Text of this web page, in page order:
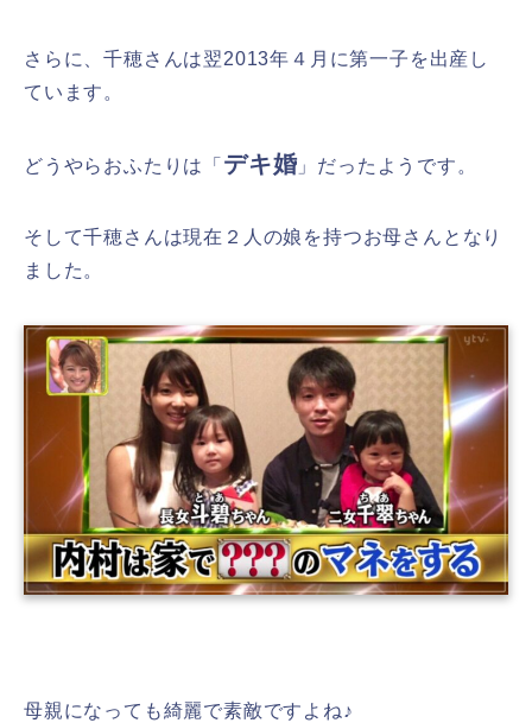
さらに、千穂さんは翌2013年４月に第一子を出産し
ています。
どうやらおふたりは「 デキ婚」だったようです。
そして千穂さんは現在２人の娘を持つお母さんとなり
ました。
母親になっても綺麗で素敵ですよね♪